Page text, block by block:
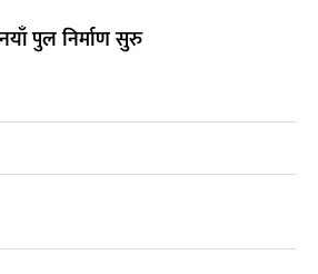
पुल निर्माण सुरु